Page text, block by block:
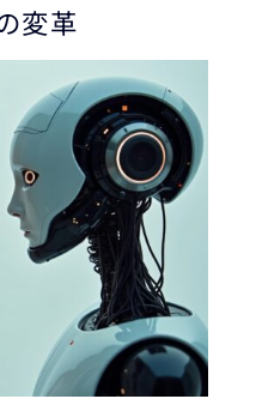
変革